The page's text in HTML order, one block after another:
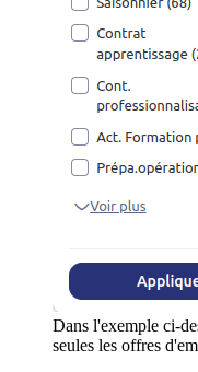
Dans l'exemple ci-
seules les offres